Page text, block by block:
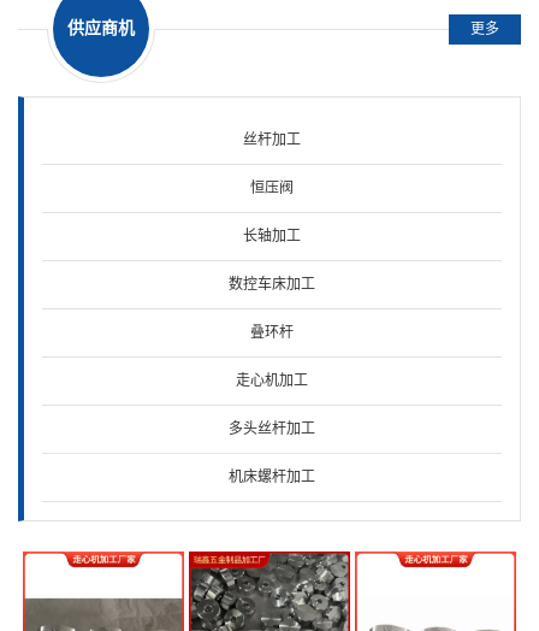
·铝合金长轴加工
·黄铜空心管长轴加工
·走心机加工铜铝铁钢各种材质零件
供应商机 更多
丝杆加工
恒压阀
长轴加工
数控车床加工
叠环杆
走心机加工
多头丝杆加工
机床螺杆加工
铜螺丝
T梯形多头丝杆加工
转换接头